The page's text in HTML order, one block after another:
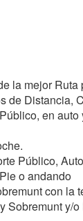
la mejor
de Distancia,
en
Público,
o andando
con
Sobremunt y/